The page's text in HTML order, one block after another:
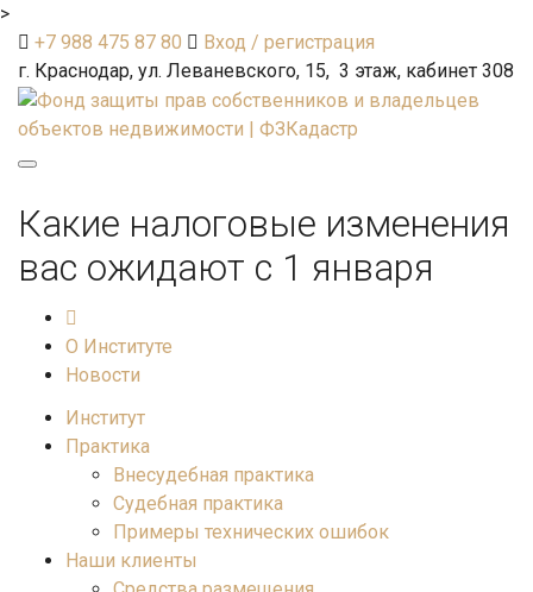
>
+7 988 475 87 80
Вход / регистрация
г. Краснодар, ул. Леваневского, 15, 3 этаж, кабинет 308
navigation
Какие налоговые изменения
вас ожидают с 1 января
О Институте
Новости
Институт
Практика
Внесудебная практика
Судебная практика
Примеры технических ошибок
Наши клиенты